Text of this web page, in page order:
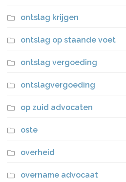
ontslag krijgen
ontslag op staande voet
ontslag vergoeding
ontslagvergoeding
op zuid advocaten
oste
overheid
overname advocaat